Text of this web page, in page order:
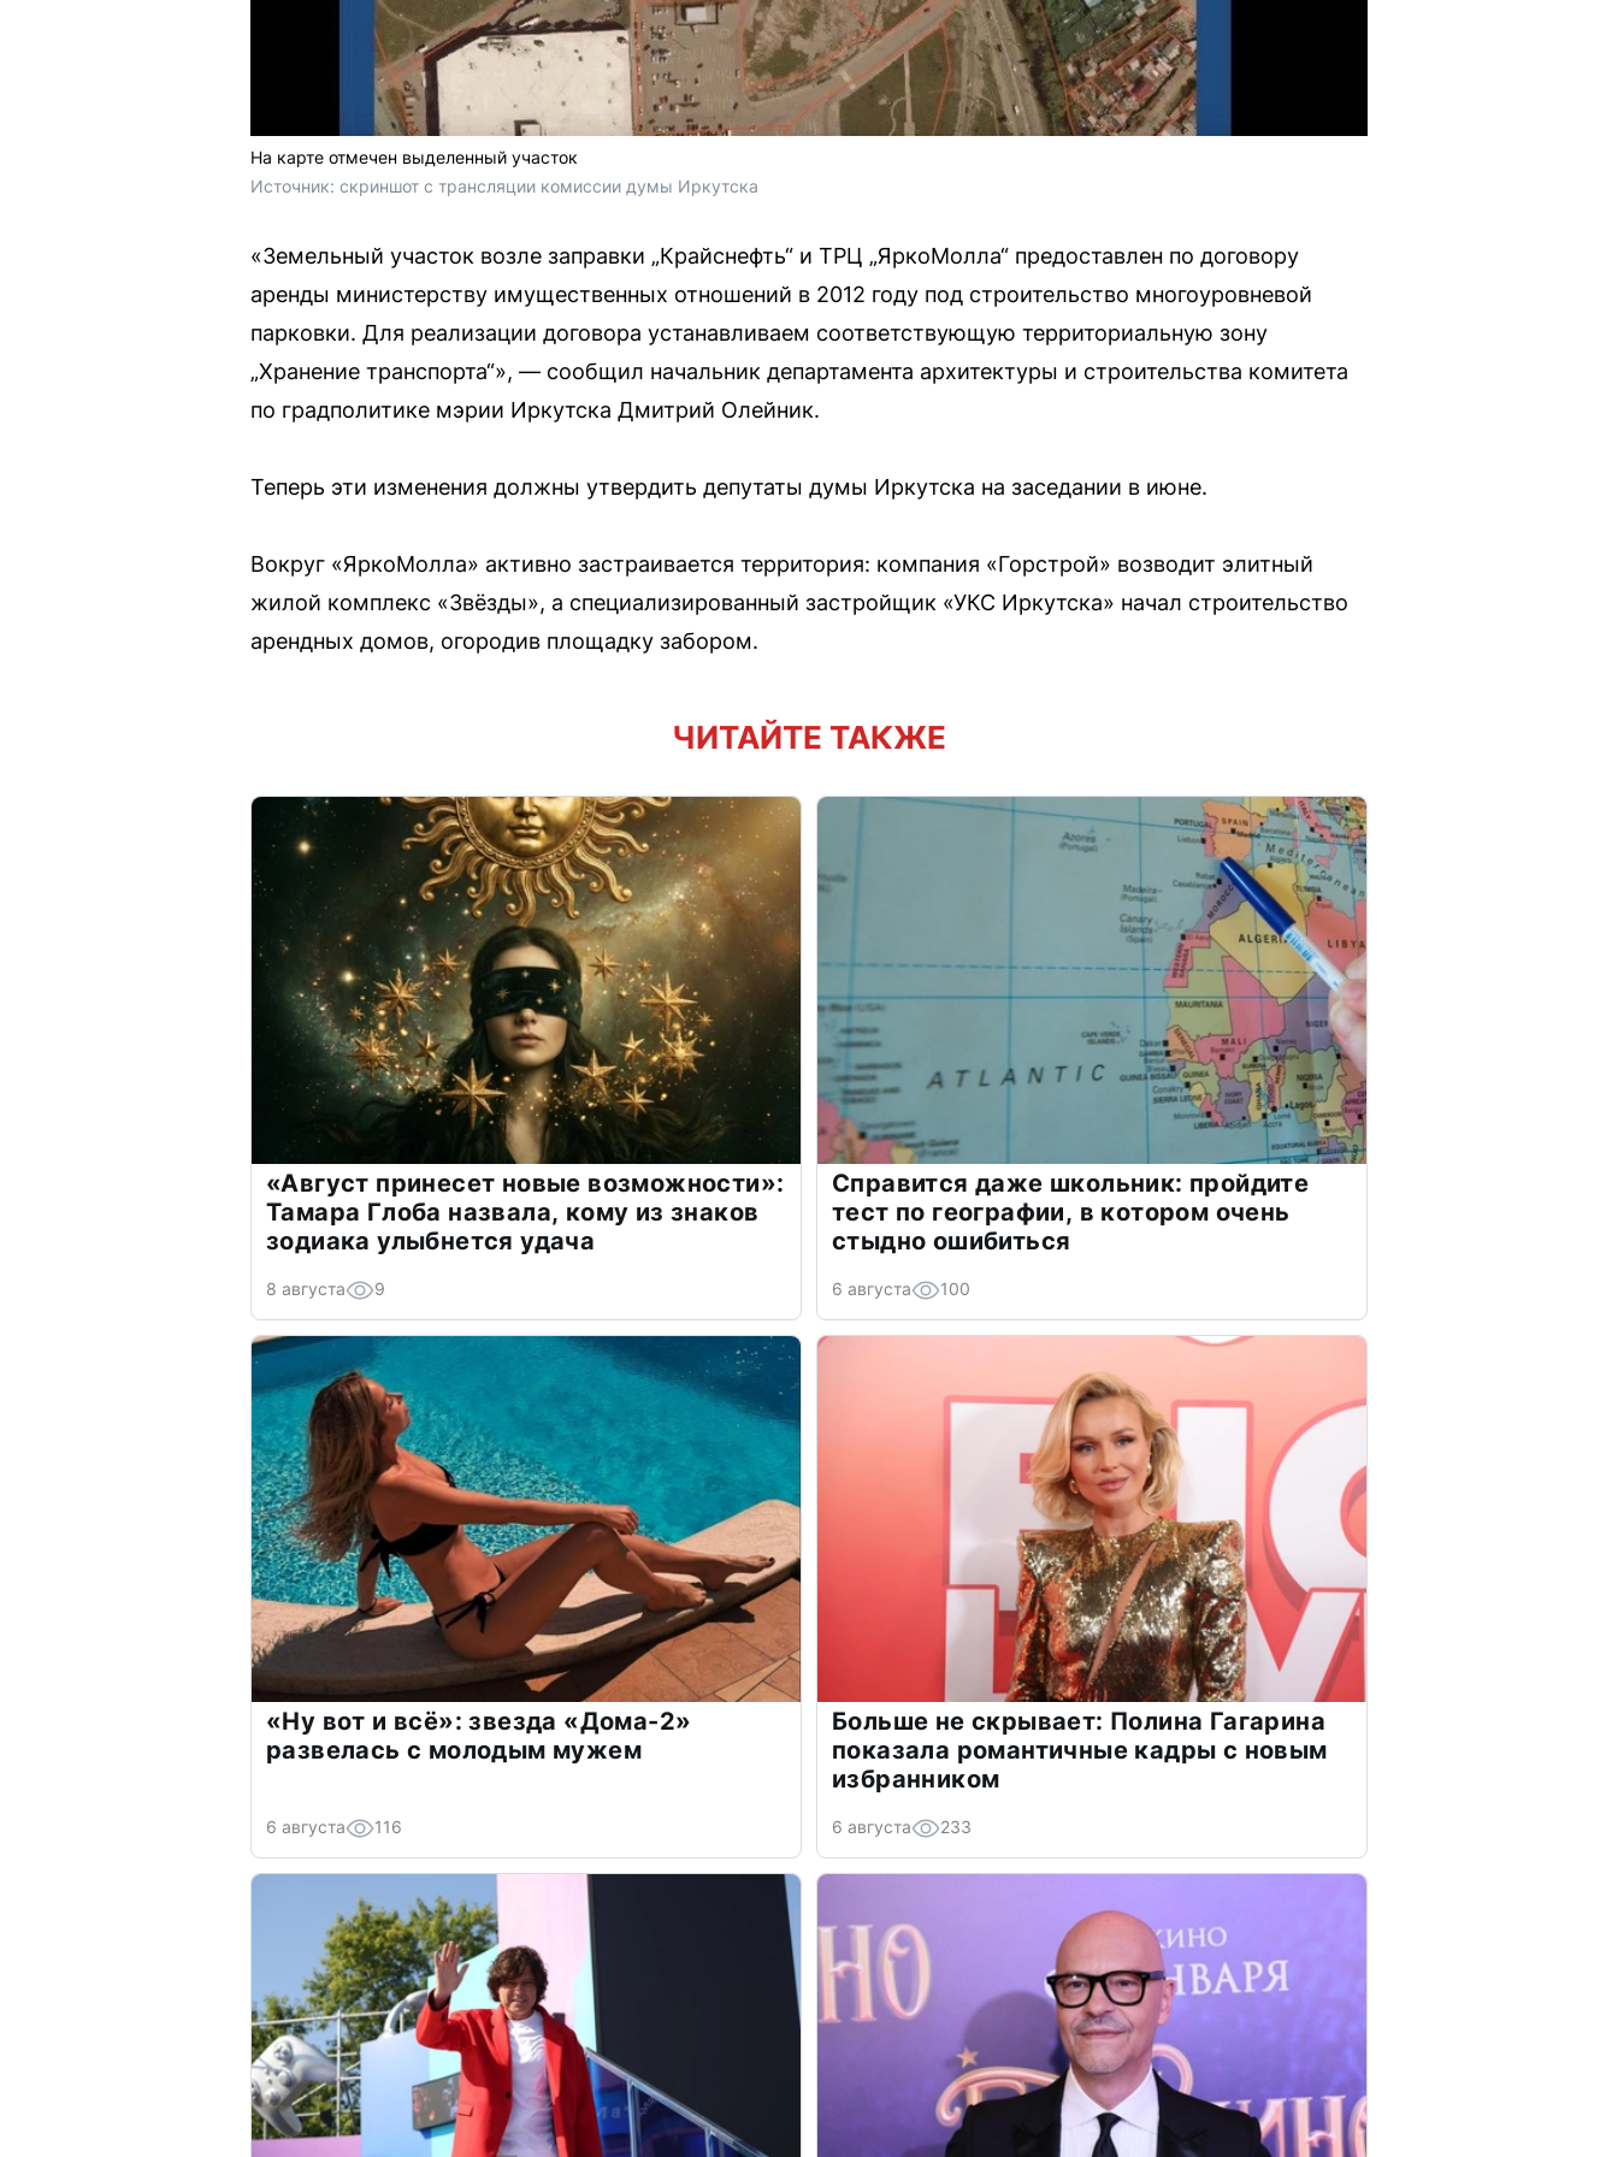
На карте отмечен выделенный участок
Источник: скриншот с трансляции комиссии думы Иркутска
«Земельный участок возле заправки „Крайснефть“ и ТРЦ „ЯркоМолла“ предоставлен по договору
аренды министерству имущественных отношений в 2012 году под строительство многоуровневой
парковки. Для реализации договора устанавливаем соответствующую территориальную зону
„Хранение транспорта“», — сообщил начальник департамента архитектуры и строительства комитета
по градполитике мэрии Иркутска Дмитрий Олейник.
Теперь эти изменения должны утвердить депутаты думы Иркутска на заседании в июне.
Вокруг «ЯркоМолла» активно застраивается территория: компания «Горстрой» возводит элитный
жилой комплекс «Звёзды», а специализированный застройщик «УКС Иркутска» начал строительство
арендных домов, огородив площадку забором.
ЧИТАЙТЕ ТАКЖЕ
«Август принесет новые возможности»:
Тамара Глоба назвала, кому из знаков
зодиака улыбнется удача
8 августа 9
Справится даже школьник: пройдите
тест по географии, в котором очень
стыдно ошибиться
6 августа 100
«Ну вот и всё»: звезда «Дома-2»
развелась с молодым мужем
6 августа 116
Больше не скрывает: Полина Гагарина
показала романтичные кадры с новым
избранником
6 августа 233